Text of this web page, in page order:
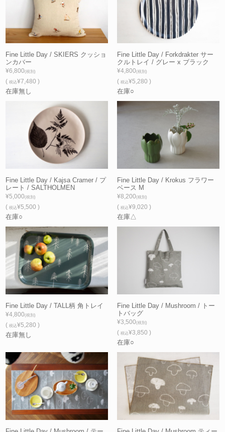
Fine Little Day / SKIERS クッショ
ンカバー
¥6,800(税別)
(税込¥7,480 )
在庫無し
Fine Little Day / Forkdrakter サー
クルトレイ / グレー x ブラック
¥4,800(税別)
( 税込¥5,280 )
在庫○
Fine Little Day / Kajsa Cramer / プ
レート / SALTHOLMEN
¥5,000(税別)
(税込¥5,500 )
在庫○
Fine Little Day / Krokus フラワー
ベース M
¥8,200(税別)
( 税込¥9,020 )
在庫△
Fine Little Day / TALL柄 角トレイ
¥4,800(税別)
(税込¥5,280 )
在庫無し
Fine Little Day / Mushroom / トー
トバッグ
¥3,500(税別)
( 税込¥3,850 )
在庫○